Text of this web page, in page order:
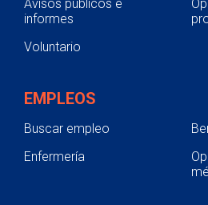
Avisos públicos e
informes
Voluntario
EMPLEOS
Buscar empleo
Enfermería